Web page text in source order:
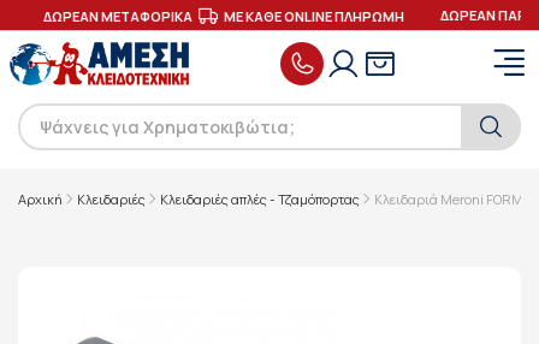
ΔΩΡΕΑΝ ΜΕΤΑΦΟΡΙΚΑ ΜΕ ΚΑΘΕ ONLINE ΠΛΗΡΩΜΗ ΔΩΡΕΑΝ
Αρχική Κλειδαριές Κλειδαριές απλές - Τζαμόπορτας Κλειδαριά Meroni FORMA